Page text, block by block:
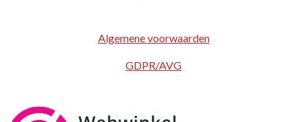
Algemene voorwaarden
GDPR/AVG